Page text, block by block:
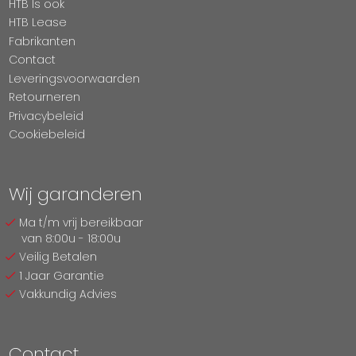
HTB Is ook
HTB Lease
Fabrikanten
Contact
Leveringsvoorwaarden
Retourneren
Privacybeleid
Cookiebeleid
Wij garanderen
Ma t/m vrij bereikbaar
van 8:00u - 18:00u
Veilig Betalen
1 Jaar Garantie
Vakkundig Advies